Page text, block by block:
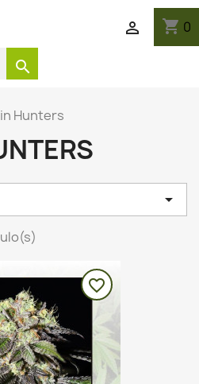
shopping_cart 0

search
Hunters

favorite_border